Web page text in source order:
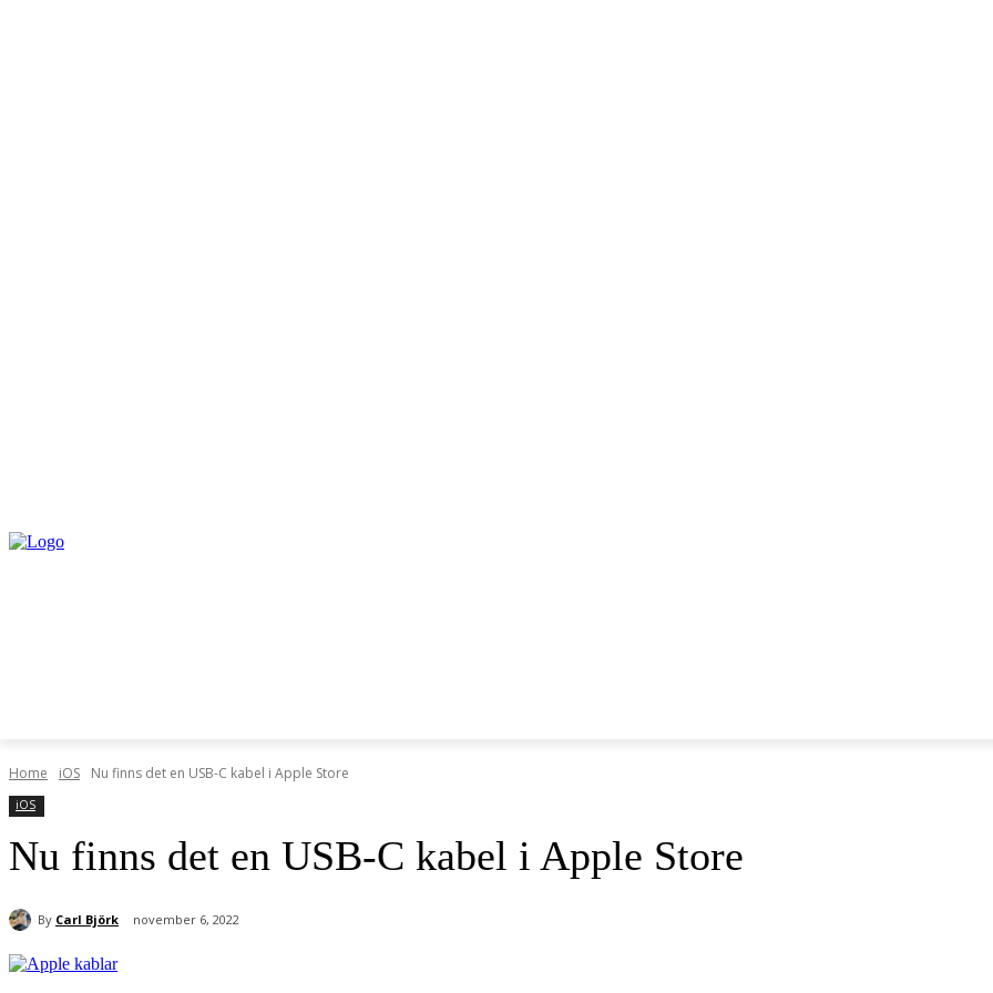
Home iOS Nu finns det en USB-C kabel i Apple Store
iOS
Nu finns det en USB-C kabel i Apple Store
By Carl Björk november 6, 2022